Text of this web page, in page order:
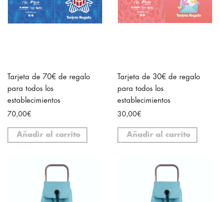
Tarjeta de 70€ de regalo
para todos los
establecimientos
70,00€
Añadir al carrito
Tarjeta de 30€ de regalo
para todos los
establecimientos
30,00€
Añadir al carrito